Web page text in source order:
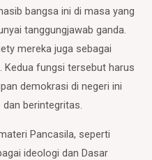
bangsa ini di masa yang
tanggungjawab ganda.
mereka juga sebagai
Kedua fungsi tersebut harus
demokrasi di negeri ini
dan berintegritas.
Pancasila, seperti
ideologi dan Dasar